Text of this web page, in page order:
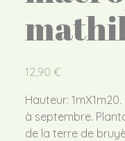
12,90 €
Hauteur:
à septembre.
de la terre de